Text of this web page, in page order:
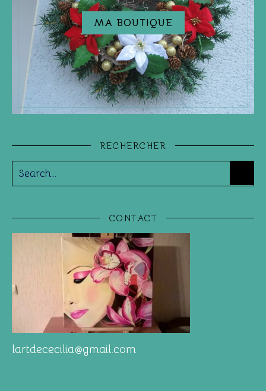
MA BOUTIQUE
RECHERCHER
CONTACT
lartdececilia@gmail.com